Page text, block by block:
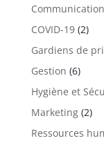
COVID-19(2)
Gardiens de
Gestion (6)
Hygiène et
Marketing(2)
Ressources